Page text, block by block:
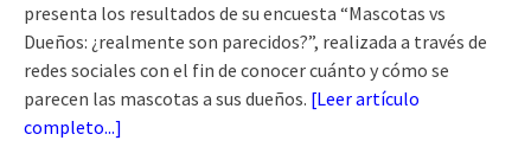
presenta los resultados de su encuesta “Mascotas vs
Dueños: ¿realmente son parecidos?”, realizada a través de
redes sociales con el fin de conocer cuánto y cómo se
parecen las mascotas a sus dueños. [Leer artículo
completo...]